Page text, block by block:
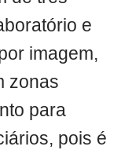
e
imagem,
zonas
para
pois é